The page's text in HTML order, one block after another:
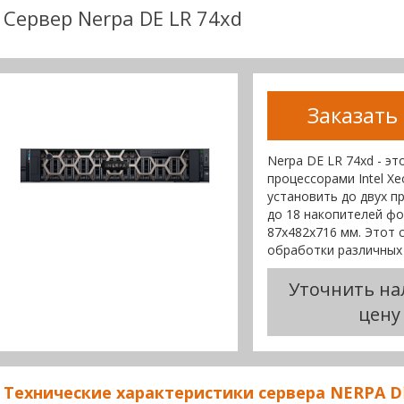
Сервер Nerpa DE LR 74xd
Заказать
Nerpa DE LR 74xd -
процессорами Intel
установить до двух
до 18 накопителей
87x482x716 мм. Этот
обработки
Уточнить
цену
Технические характеристики сервера NERPA